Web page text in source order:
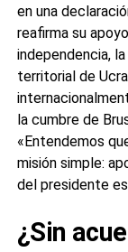
en una
reafirma su
independencia,
territorial de
la cumbre de
«Entendemos
misión simple:
del presidente
¿Sin